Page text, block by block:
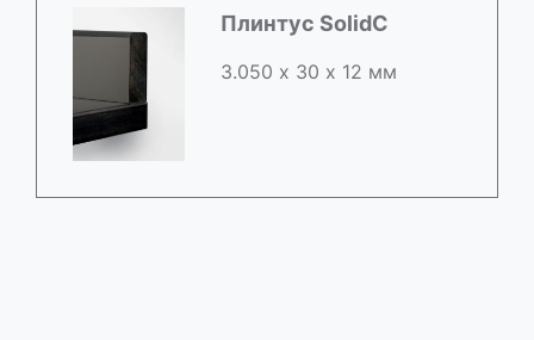
Плинтус SolidC
3.050 х 30 х 12 мм